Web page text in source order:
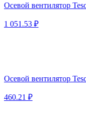
Осевой вентилятор
1 051.53 ₽
Осевой вентилятор
460.21 ₽